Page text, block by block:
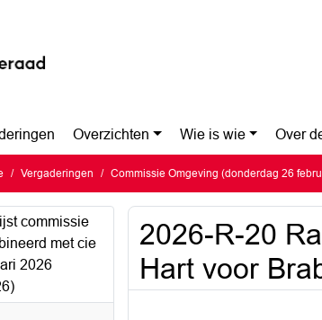
Overzichten Wie is wie Over
Vergaderingen Commissie Omgeving (donderdag 26
commissie
met cie
2026
2026-R-20
Hart voor